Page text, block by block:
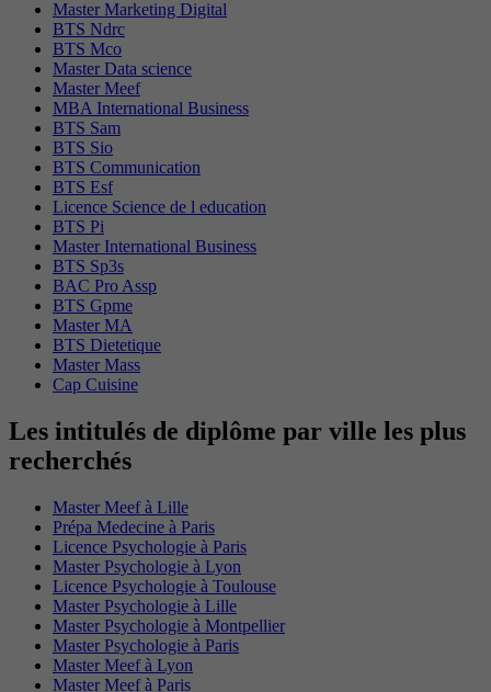
Master Marketing Digital
BTS Ndrc
BTS Mco
Master Data science
Master Meef
MBA International Business
BTS Sam
BTS Sio
BTS Communication
BTS Esf
Licence Science de l education
BTS Pi
Master International Business
BTS Sp3s
BAC Pro Assp
BTS Gpme
Master MA
BTS Dietetique
Master Mass
Cap Cuisine
Les intitulés de diplôme par ville les plus
recherchés
Master Meef à Lille
Prépa Medecine à Paris
Licence Psychologie à Paris
Master Psychologie à Lyon
Licence Psychologie à Toulouse
Master Psychologie à Lille
Master Psychologie à Montpellier
Master Psychologie à Paris
Master Meef à Lyon
Master Meef à Paris